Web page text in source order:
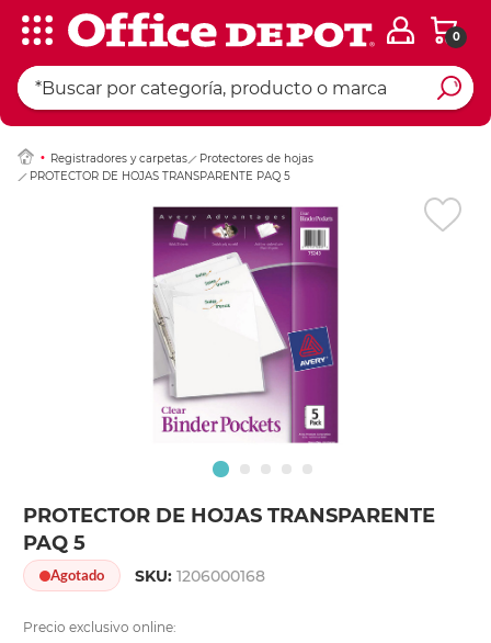
0
Registradores y carpetas
Protectores de hojas
PROTECTOR DE HOJAS TRANSPARENTE PAQ 5
PROTECTOR DE HOJAS TRANSPARENTE
PAQ 5
Agotado SKU:1206000168
Precio exclusivo online:
Ingresar Codigo